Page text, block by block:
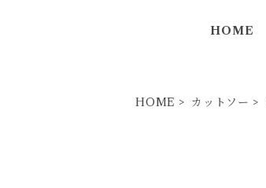
HOME
HOME カットソー